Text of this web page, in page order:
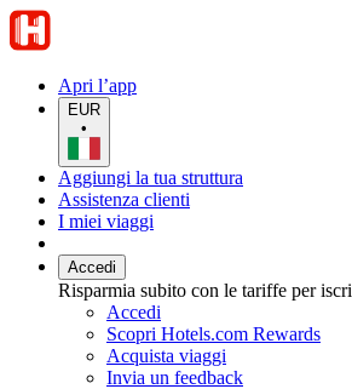
Apri l’app
EUR
•
Aggiungi la tua struttura
Assistenza clienti
I miei viaggi
Accedi
Risparmia subito con le tariffe per
Accedi
Scopri Hotels.com Rewards
Acquista viaggi
Invia un feedback